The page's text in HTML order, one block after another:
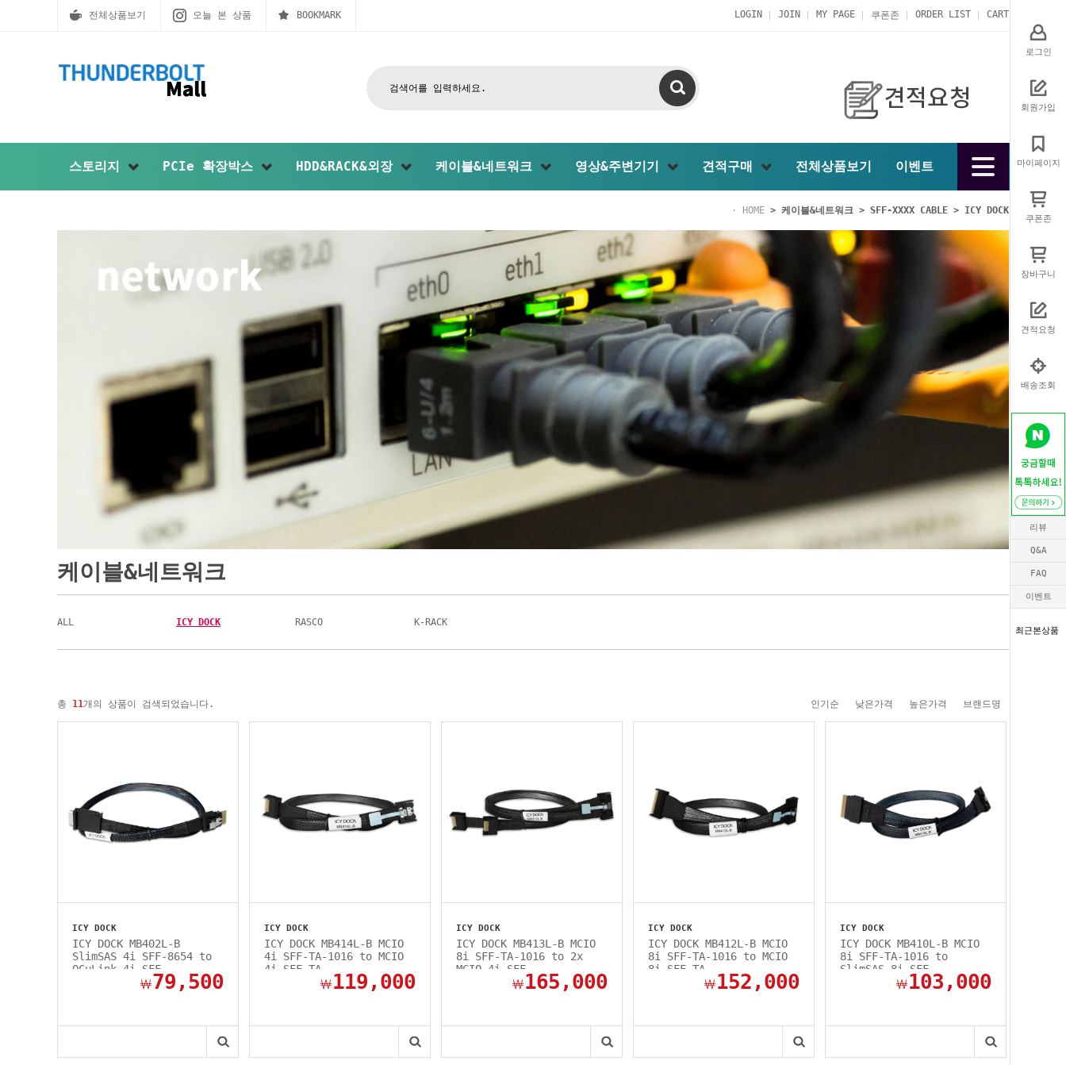
로그인
회원가입
마이페이지
쿠폰존
장바구니
견적요청
배송조회
리뷰
Q&A
FAQ
이벤트
최근본상품
전체상품보기 오늘 본 상품 BOOKMARK LOGIN JOIN MY PAGE 쿠폰존 ORDER LIST CART
스토리지 PCIe 확장박스 HDD&RACK&외장 케이블&네트워크 영상&주변기기 견적구매 전체상품보기 이벤트
HOME > 케이블&네트워크 > SFF-XXXX CABLE > ICY DOCK
케이블&네트워크
ALL ICY DOCK RASCO K-RACK
총 11 개의 상품이 검색되었습니다. 인기순 낮은가격 높은가격 브랜드명
ICY DOCK
ICY DOCK MB402L-B
SlimSAS 4i SFF-8654 to
OCuLink 4i SFF-...
￦79,500
ICY DOCK
ICY DOCK MB414L-B MCIO
4i SFF-TA-1016 to MCIO
4i SFF-TA-...
￦119,000
ICY DOCK
ICY DOCK MB413L-B MCIO
8i SFF-TA-1016 to 2x
MCIO 4i SFF-...
￦165,000
ICY DOCK
ICY DOCK MB412L-B MCIO
8i SFF-TA-1016 to MCIO
8i SFF-TA-...
￦152,000
ICY DOCK
ICY DOCK MB410L-B MCIO
8i SFF-TA-1016 to
SlimSAS 8i SFF-...
￦103,000